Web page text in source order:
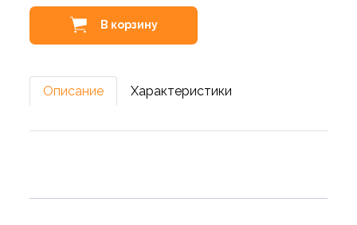
В корзину
Описание Характеристики